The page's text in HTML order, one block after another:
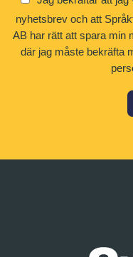
nyhetsbrev och att
AB har rätt att spara min
där jag måste bekräfta